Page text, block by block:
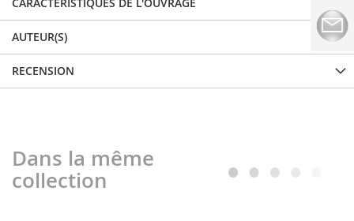
AUTEUR(S)
RECENSION
Dans la même
collection